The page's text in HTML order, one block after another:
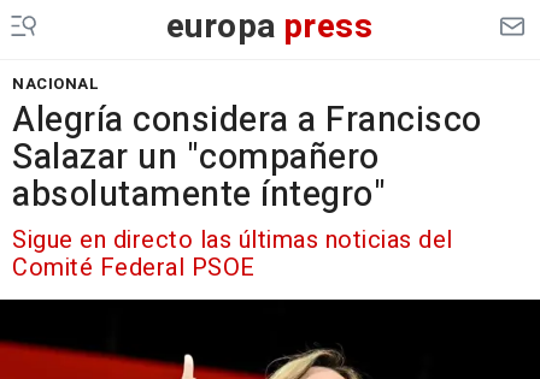
europa press
NACIONAL
Alegría considera a Francisco
Salazar un "compañero
absolutamente íntegro"
Sigue en directo las últimas noticias del
Comité Federal PSOE